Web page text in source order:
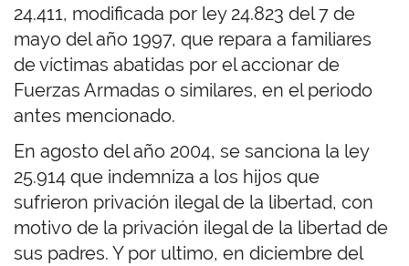
24.411, modificada por ley 24.823 del 7 de
mayo del año 1997, que repara a familiares
de víctimas abatidas por el accionar de
Fuerzas Armadas o similares, en el periodo
antes mencionado.
En agosto del año 2004, se sanciona la ley
25.914 que indemniza a los hijos que
sufrieron privación ilegal de la libertad, con
motivo de la privación ilegal de la libertad de
sus padres. Y por ultimo, en diciembre del